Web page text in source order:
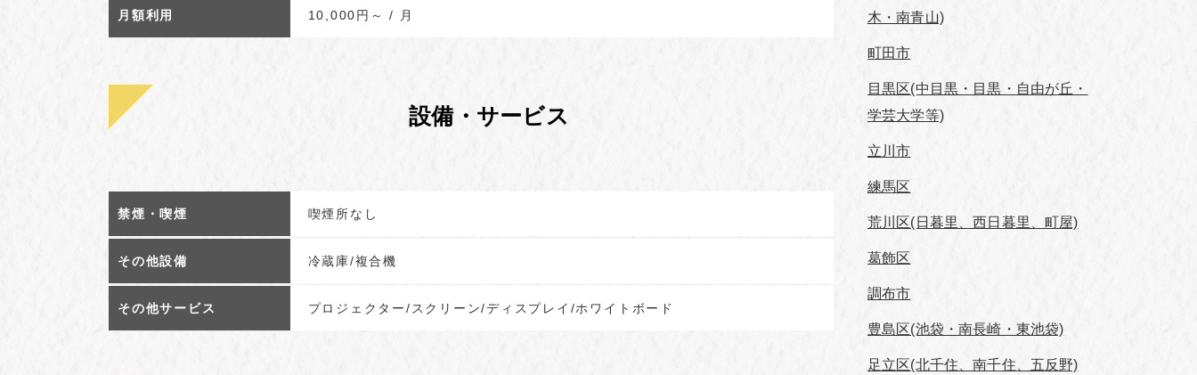
月額利用 10,000円～ / 月
設備・サービス
禁煙・喫煙 喫煙所なし
その他設備 冷蔵庫/複合機
その他サービス プロジェクター/スクリーン/ディスプレイ/ホワイトボード
木・南青山)
町田市
目黒区(中目黒・目黒・自由が丘・
学芸⼤学等)
立川市
練馬区
荒川区(日暮里、西日暮里、町屋)
葛飾区
調布市
豊島区(池袋・南長崎・東池袋)
足立区(北千住、南千住、五反野)